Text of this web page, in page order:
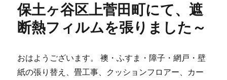
保土ヶ谷区上菅田町にて、遮
断熱フィルムを張りました～
おはようございます。 襖・ふすま・障子・網戸・壁
紙の張り替え、畳工事、クッションフロアー、カー